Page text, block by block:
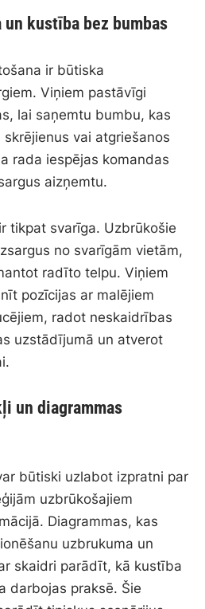
kustība bez bumbas
ir būtiska
Viņiem pastāvīgi
lai saņemtu bumbu, kas
vai atgriešanos
rada iespējas komandas
aizņemtu.
tikpat svarīga. Uzbrūkošie
no svarīgām vietām,
radīto telpu. Viņiem
pozīcijas ar malējiem
radot neskaidrības
uzstādījumā un atverot
un diagrammas
būtiski uzlabot izpratni par
uzbrūkošajiem
Diagrammas, kas
uzbrukuma un
skaidri parādīt, kā kustība
darbojas praksē. Šie